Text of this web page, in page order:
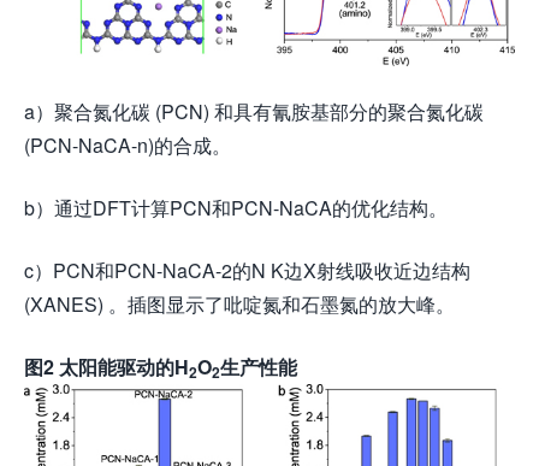
a）聚合氮化碳 (PCN) 和具有氰胺基部分的聚合氮化碳
(PCN-NaCA-n)的合成。
b）通过DFT计算PCN和PCN-NaCA的优化结构。
c）PCN和PCN-NaCA-2的N K边X射线吸收近边结构
(XANES) 。插图显示了吡啶氮和石墨氮的放大峰。
图2 太阳能驱动的H2O2生产性能